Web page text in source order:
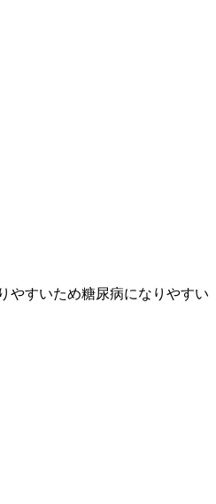
やすいため糖尿病になりやすい